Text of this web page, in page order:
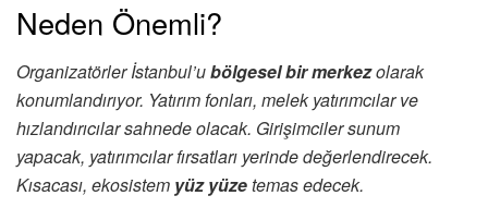
Neden Önemli?
Organizatörler İstanbul’ubölgesel bir merkezolarak
konumlandırıyor. Yatırım fonları, melek yatırımcılar ve
hızlandırıcılar sahnede olacak. Girişimciler sunum
yapacak, yatırımcılar fırsatları yerinde değerlendirecek.
Kısacası, ekosistem yüz yüzetemas edecek.